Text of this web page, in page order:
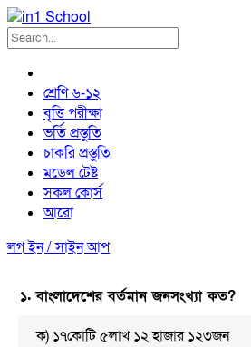
Skip
to
শ্রেণি ৬-১২
বৃত্তি পরীক্ষা
ভর্তি প্রস্তুতি
চাকরি প্রস্তুতি
মডেল টেষ্ট
সকল কোর্স
আরো
লগ ইন / সাইন আপ
১. বাংলাদেশের বর্তমান জনসংখ্যা কত?
ক) ১৭কোটি ৫লাখ ১২ হাজার ১২৩জন